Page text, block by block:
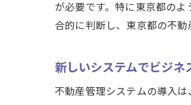
が必要です。特に東京都の
合的に判断し、東京都の不動
新しいシステムでビジネ
不動産管理システムの導入